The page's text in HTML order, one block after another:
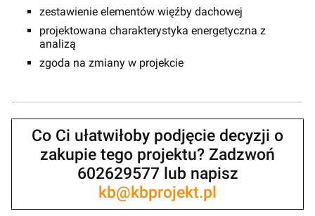
zestawienie elementów więźby dachowej
projektowana charakterystyka energetyczna z
analizą
zgoda na zmiany w projekcie
Co Ci ułatwiłoby podjęcie decyzji o
zakupie tego projektu? Zadzwoń
602629577 lub napisz
kb@kbprojekt.pl